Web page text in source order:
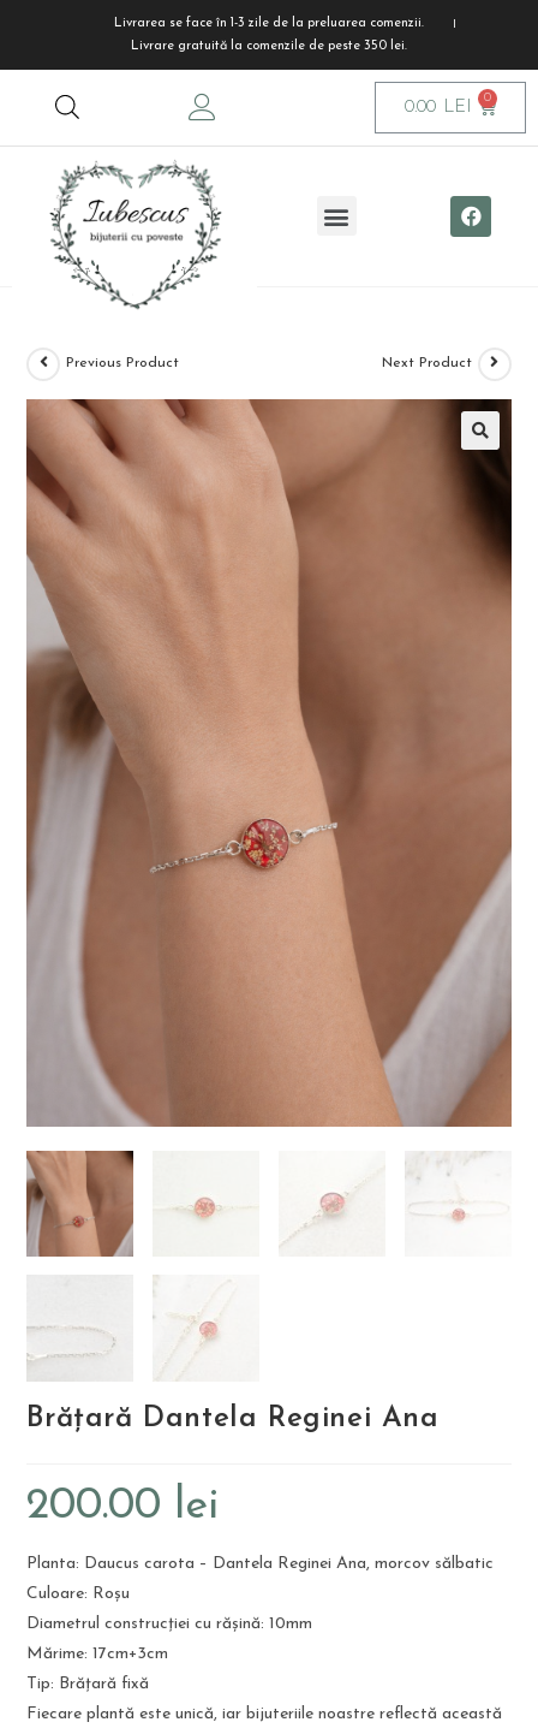
Livrarea se face în 1-3 zile de la preluarea comenzii.
Livrare gratuită la comenzile de peste 350 lei.
0.00 LEI
Previous Product Next Product
Brățară Dantela Reginei Ana
200.00 lei
Planta: Daucus carota – Dantela Reginei Ana, morcov sălbatic
Culoare: Roșu
Diametrul construcției cu rășină: 10mm
Mărime: 17cm+3cm
Tip: Brățară fixă
Fiecare plantă este unică, iar bijuteriile noastre reflectă această